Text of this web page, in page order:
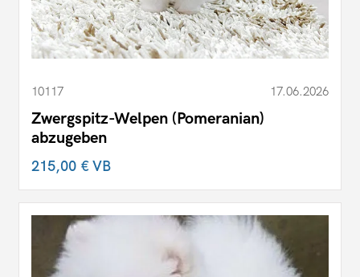
10117 17.06.2026
Zwergspitz-Welpen (Pomeranian)
abzugeben
215,00 €VB